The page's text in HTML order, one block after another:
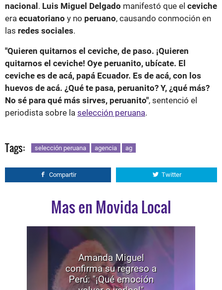
nacional. Luis Miguel Delgado manifestó que el ceviche
era ecuatoriano y no peruano, causando conmoción en
las redes sociales.
"Quieren quitarnos el ceviche, de paso. ¡Quieren
quitarnos el ceviche! Oye peruanito, ubícate. El
ceviche es de acá, papá Ecuador. Es de acá, con los
huevos de acá. ¿Qué te pasa, peruanito? Y, ¿qué más?
No sé para qué más sirves, peruanito", sentenció el
periodista sobre la selección peruana.
Tags: selección peruana agencia ag
Compartir Twitter
Mas en Movida Local
Amanda Miguel
confirma su regreso a
Perú: "¡Qué emoción